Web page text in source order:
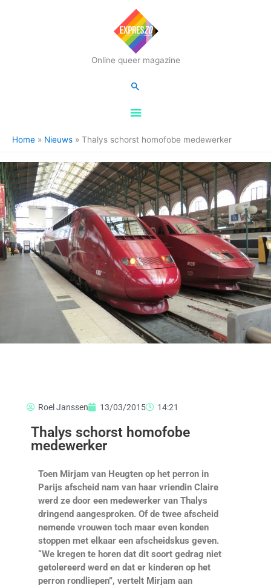
Online queer magazine
Hoofdmenu
Zoeken
Home Nieuws Thalys schorst homofobe medewerker
Roel Janssen 13/03/2015 14:21
Thalys schorst homofobe
medewerker
Toen Mirjam van Heugten op het perron in
Parijs afscheid nam van haar vriendin Claire
werd ze door een medewerker van Thalys
dringend aangesproken. Of de twee afscheid
nemende vrouwen toch maar even konden
stoppen met elkaar een afscheidskus geven.
“We kregen te horen dat dit soort gedrag niet
getolereerd werd en dat er kinderen op het
perron rondliepen”, vertelt Mirjam aan